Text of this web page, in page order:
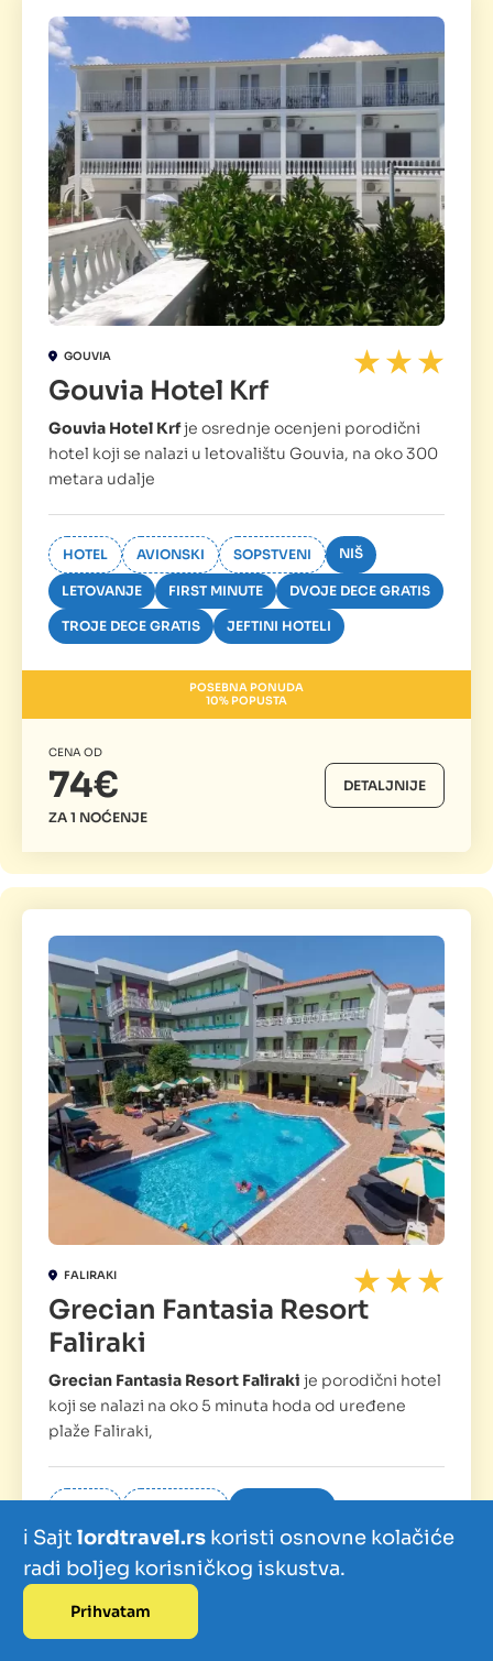
GOUVIA
Gouvia Hotel Krf
Gouvia Hotel Krfje osrednje ocenjeni porodični
hotel koji se nalazi u letovalištu Gouvia, na oko 300
metara udalje
HOTEL AVIONSKI SOPSTVENI NIŠ
LETOVANJE FIRST MINUTE DVOJE DECE GRATIS
TROJE DECE GRATIS JEFTINI HOTELI
POSEBNA PONUDA
10% POPUSTA
CENA OD
74€
ZA 1 NOĆENJE
DETALJNIJE
FALIRAKI
Grecian Fantasia Resort
Faliraki
Grecian Fantasia Resort Faliraki je porodični hotel
koji se nalazi na oko 5 minuta hoda od uređene
plaže Faliraki,
TROJE DECE GRATIS DVOJE DECE GRATIS
JEFTINI HOTELI FIRST MINUTE
POSEBNA PONUDA
Izdvajamo
ℹ️ Sajtlordtravel.rs koristi osnovne kolačiće
radi boljeg korisničkog iskustva.
Prihvatam